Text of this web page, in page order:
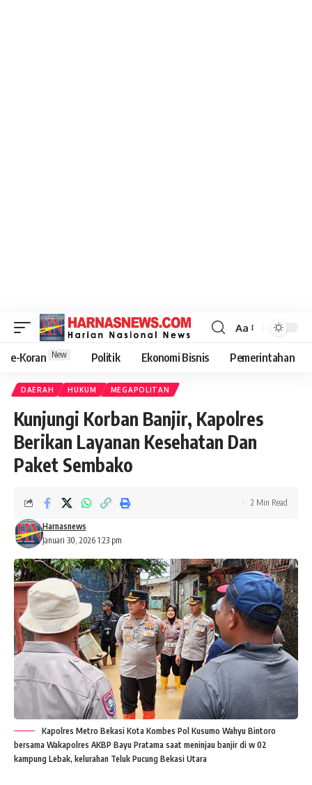
Aa
e-Koran New Politik Ekonomi Bisnis Pemerintahan
DAERAH HUKUM MEGAPOLITAN
Kunjungi Korban Banjir, Kapolres
Berikan Layanan Kesehatan Dan
Paket Sembako
Januari 30, 2026 1:23 pm
Harnasnews
2 Min Read
Kapolres Metro Bekasi Kota Kombes Pol Kusumo Wahyu Bintoro
bersama Wakapolres AKBP Bayu Pratama saat meninjau banjir di w 02
kampung Lebak, kelurahan Teluk Pucung Bekasi Utara